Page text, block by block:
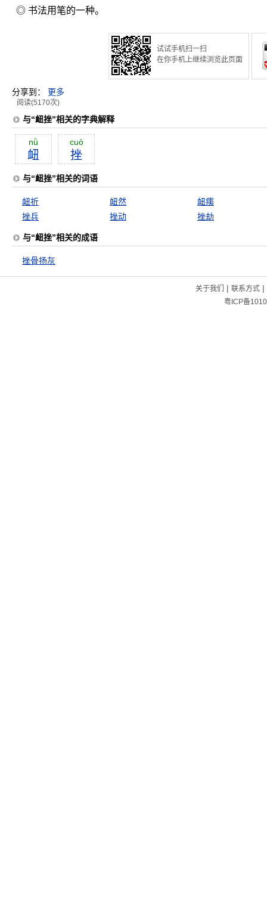
◎ 书法用笔的一种。
试试手机扫一扫
在你手机上继续浏览此页面
分享到： 更多
阅读(5170次)
与“衄挫”相关的字典解释
nǜ
衄
cuò
挫
与“衄挫”相关的词语
衄折 衄然
衄痍
挫兵
挫动 挫劫
与“衄挫”相关的成语
挫骨扬灰
关于我们 | 联系方式|
粤ICP备